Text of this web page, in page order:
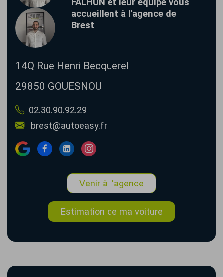
FALHUN et leur équipe vous
accueillent à l'agence de
Brest
14Q Rue Henri Becquerel
29850 GOUESNOU
02.30.90.92.29
brest@autoeasy.fr
Venir à l'agence
Estimation de ma voiture